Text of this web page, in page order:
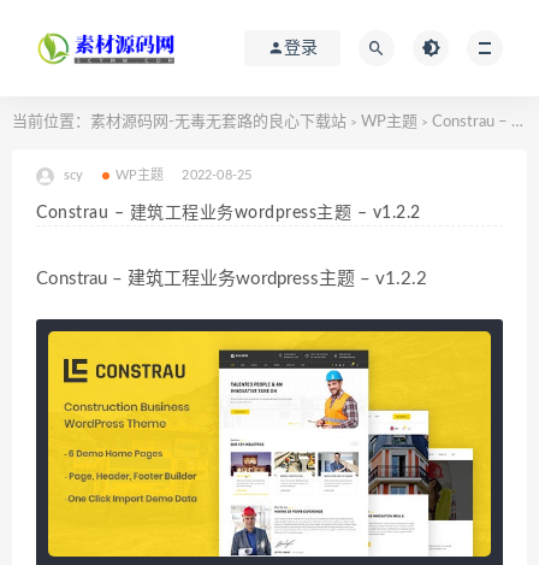
登录
当前位置： 素材源码网-无毒无套路的良心下载站 > WP主题 > Constrau – 建筑工程业务wordpress主题 – v1.2.2
scy WP主题 2022-08-25
Constrau – 建筑工程业务wordpress主题 – v1.2.2
Constrau – 建筑工程业务wordpress主题 – v1.2.2